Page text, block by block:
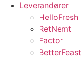
Leverandører
HelloFresh
RetNemt
Factor
BetterFeast